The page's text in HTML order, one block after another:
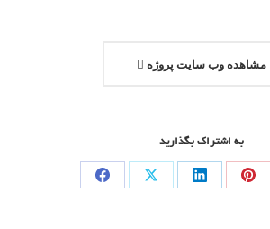
مشاهده وب سایت پروژه
به اشتراک بگذارید